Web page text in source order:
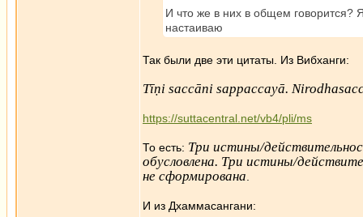
И что же в них в общем говорится?
настаиваю
Так были две эти цитаты. Из Вибханги:
Tīṇi saccāni sappaccayā.
https://suttacentral.net/vb4/pli/ms
То есть: Три истины/
обусловлена. Три истины/
не сформирована
И из Дхаммасангани: